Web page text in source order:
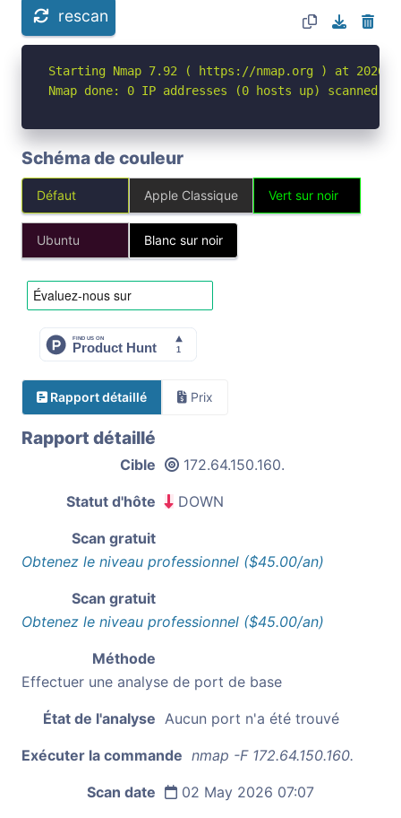
rescan
Starting Nmap 7.92 ( https://nmap.org ) at 2026-
Nmap done: 0 IP addresses (0 hosts up) scanned
Schéma de couleur
Défaut Apple Classique Vert sur noir
Ubuntu Blanc sur noir
Rapport détaillé Prix
Rapport détaillé
Cible 172.64.150.160.
Statut d'hôte DOWN
Scan gratuit
Obtenez le niveau professionnel ($45.00/an)
Scan gratuit
Obtenez le niveau professionnel ($45.00/an)
Méthode
Effectuer une analyse de port de base
État de l'analyse Aucun port n'a été trouvé
Exécuter la commande nmap -F 172.64.150.160.
Scan date 02 May 2026 07:07